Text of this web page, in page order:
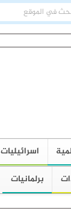
اسرائيليات
برلمانيات